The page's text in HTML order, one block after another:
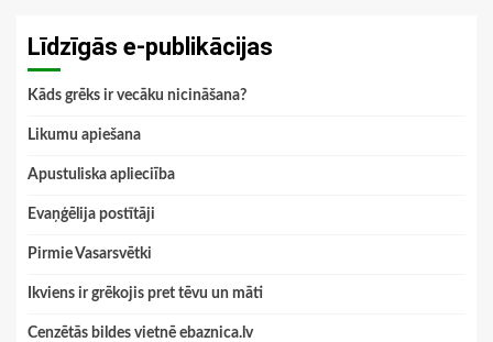
Līdzīgās e-publikācijas
Kāds grēks ir vecāku nicināšana?
Likumu apiešana
Apustuliska aplieciība
Evaņģēlija postītāji
Pirmie Vasarsvētki
Ikviens ir grēkojis pret tēvu un māti
Cenzētās bildes vietnē ebaznica.lv